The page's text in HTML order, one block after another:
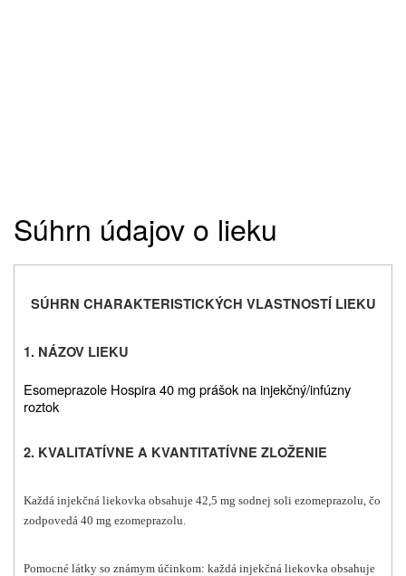
Súhrn údajov o lieku
SÚHRN CHARAKTERISTICKÝCH VLASTNOSTÍ LIEKU
1. NÁZOV LIEKU
Esomeprazole Hospira 40 mg prášok na injekčný/infúzny
roztok
2. KVALITATÍVNE A KVANTITATÍVNE ZLOŽENIE
Každá injekčná liekovka obsahuje 42,5 mg sodnej soli ezomeprazolu, čo
zodpovedá 40 mg ezomeprazolu.
Pomocné látky so známym účinkom: každá injekčná liekovka obsahuje